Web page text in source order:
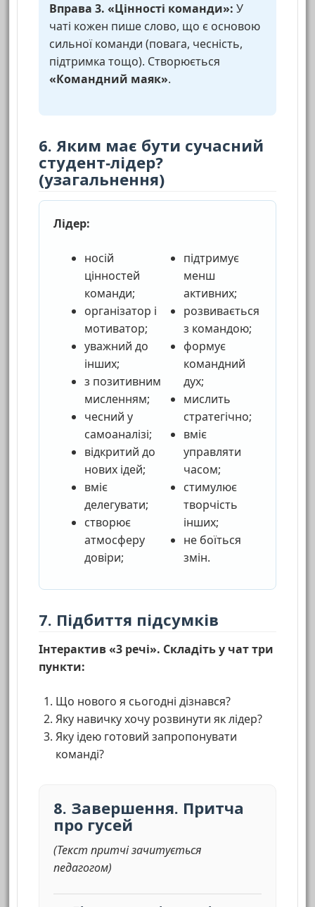
Вправа 3. «Цінності команди»: У
чаті кожен пише слово, що є основою
сильної команди (повага, чесність,
підтримка тощо). Створюється
«Командний маяк».
6. Яким має бути сучасний
студент‑лідер?
(узагальнення)
Лідер:
носій
цінностей
команди;
організатор і
мотиватор;
уважний до
інших;
з позитивним
мисленням;
чесний у
самоаналізі;
відкритий до
нових ідей;
вміє
делегувати;
створює
атмосферу
довіри;
підтримує
менш
активних;
розвивається
з командою;
формує
командний
дух;
мислить
стратегічно;
вміє
управляти
часом;
стимулює
творчість
інших;
не боїться
змін.
7. Підбиття підсумків
Інтерактив «3 речі». Складіть у чат три
пункти:
Що нового я сьогодні дізнався?
Яку навичку хочу розвинути як лідер?
Яку ідею готовий запропонувати
команді?
8. Завершення. Притча
про гусей
(Текст притчі зачитується
педагогом)